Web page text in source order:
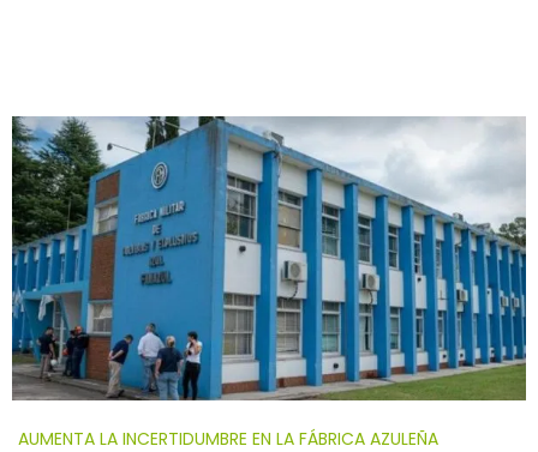
AUMENTA LA INCERTIDUMBRE EN LA FÁBRICA AZULEÑA